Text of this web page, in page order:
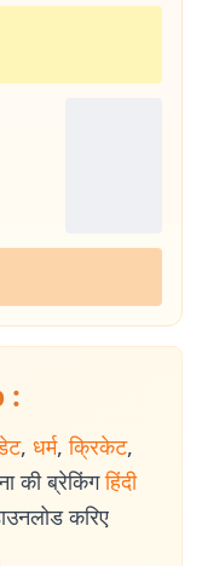
:
, धर्म, क्रिकेट,
की ब्रेकिंग हिंदी
करिए